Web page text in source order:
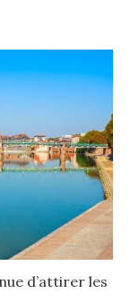
d’attirer les